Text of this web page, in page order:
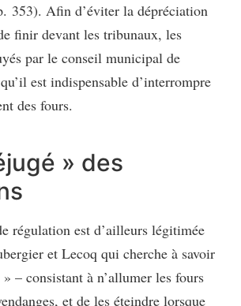
353). Afin d’éviter la dépréciation
finir devant les tribunaux, les
par le conseil municipal de
est indispensable d’interrompre
des fours.
» des
régulation est d’ailleurs légitimée
et Lecoq qui cherche à savoir
– consistant à n’allumer les fours
et de les éteindre lorsque